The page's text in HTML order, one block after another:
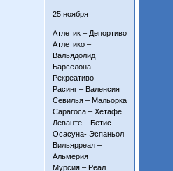
25 ноября
Атлетик – Депортиво
Атлетико –
Вальядолид
Барселона –
Рекреативо
Расинг – Валенсия
Севилья – Мальорка
Сарагоса – Хетафе
Леванте – Бетис
Осасуна- Эспаньол
Вильярреал –
Альмерия
Мурсия – Реал